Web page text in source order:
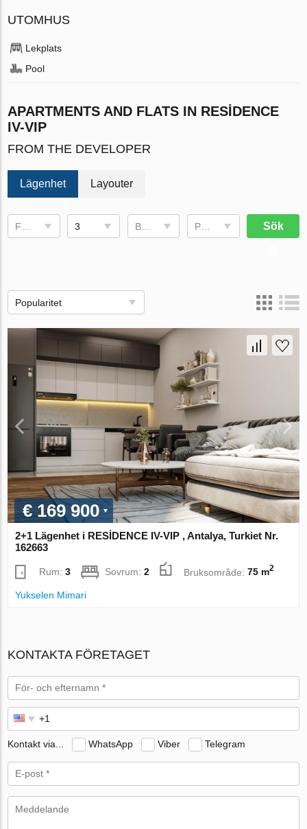
UTOMHUS
Lekplats
Pool
APARTMENTS AND FLATS IN RESİDENCE
IV-VIP
FROM THE DEVELOPER
Lägenhet Layouter
3 Bruksområde Pris, € Sök
Popularitet
€ 169 900
2+1 Lägenhet i RESİDENCE IV-VIP , Antalya, Turkiet Nr.
162663
Rum:3 Sovrum:2 Bruksområde:75 m2
Yukselen Mimari
KONTAKTA FÖRETAGET
Kontakt via... WhatsApp Viber Telegram